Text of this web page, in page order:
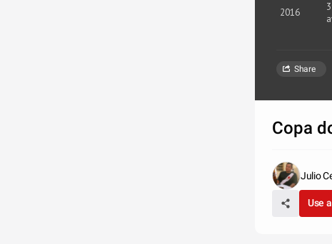
2016
Share
Copa
Julio
Use